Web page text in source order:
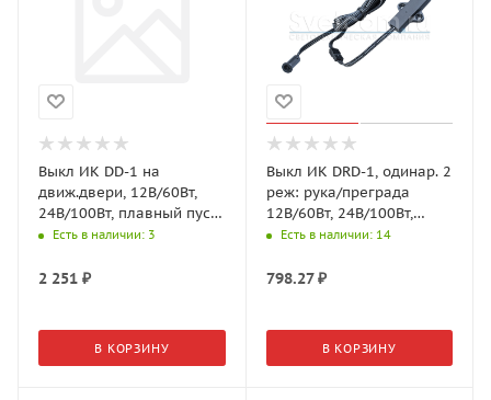
Выкл ИК DD-1 на
движ.двери, 12В/60Вт,
24В/100Вт, плавный пуск,
D=14*32мм, Белый (GLS)
Есть в наличии: 3
2 251 ₽
В КОРЗИНУ
Выкл ИК DRD-1, одинар. 2
реж: рука/преграда
12В/60Вт, 24В/100Вт,
Черный (GLS)
Есть в наличии: 14
798.27₽
В КОРЗИНУ